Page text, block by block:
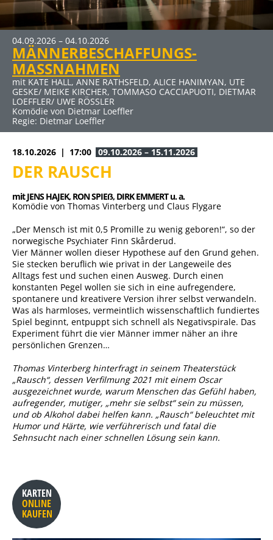
04.09.2026 – 04.10.2026
MÄNNERBESCHAFFUNGS-
MASSNAHMEN
mit KATE HALL, ANNE RATHSFELD, ALICE HANIMYAN, UTE
GESKE/ MEIKE KIRCHER, TOMMASO CACCIAPUOTI, DIETMAR
LOEFFLER/ UWE RÖSSLER
Komödie von Dietmar Loeffler
Regie: Dietmar Loeffler
09.10.2026 – 15.11.2026
DER RAUSCH
mit JENS HAJEK, RON SPIEẞ, DIRK EMMERT u. a.
Komödie von Thomas Vinterberg und Claus Flygare
27.11.2026 – 10.01.2027
ERBE GUT-ALLES GUT
mit HUGO EGON BALDER, RENÉ HEINERSDORFF u. a.
Komödie von René Heinersdorff
22.01.2027 – 07.03.2027
SCHUHE TASCHEN MÄNNER
mit BERNHARD BETTERMANN, NINA PETRI, ANDREAS PETRI
u. a.
Komödie von Stefan Vögel
Regie: Ute Willing
18.10.2026 17:00 09.10.2026 – 15.11.2026
DER RAUSCH
mit JENS HAJEK, RON SPIEẞ, DIRK EMMERT u. a.
Komödie von Thomas Vinterberg und Claus Flygare
„Der Mensch ist mit 0,5 Promille zu wenig geboren!“, so der
norwegische Psychiater Finn Skårderud.
Vier Männer wollen dieser Hypothese auf den Grund gehen.
Sie stecken beruflich wie privat in der Langeweile des
Alltags fest und suchen einen Ausweg. Durch einen
konstanten Pegel wollen sie sich in eine aufregendere,
spontanere und kreativere Version ihrer selbst verwandeln.
Was als harmloses, vermeintlich wissenschaftlich fundiertes
Spiel beginnt, entpuppt sich schnell als Negativspirale. Das
Experiment führt die vier Männer immer näher an ihre
persönlichen Grenzen…
Thomas Vinterberg hinterfragt in seinem Theaterstück
„Rausch“, dessen Verfilmung 2021 mit einem Oscar
ausgezeichnet wurde, warum Menschen das Gefühl haben,
aufregender, mutiger, „mehr sie selbst“ sein zu müssen,
und ob Alkohol dabei helfen kann. „Rausch“ beleuchtet mit
Humor und Härte, wie verführerisch und fatal die
Sehnsucht nach einer schnellen Lösung sein kann.
KARTEN
ONLINE
KAUFEN